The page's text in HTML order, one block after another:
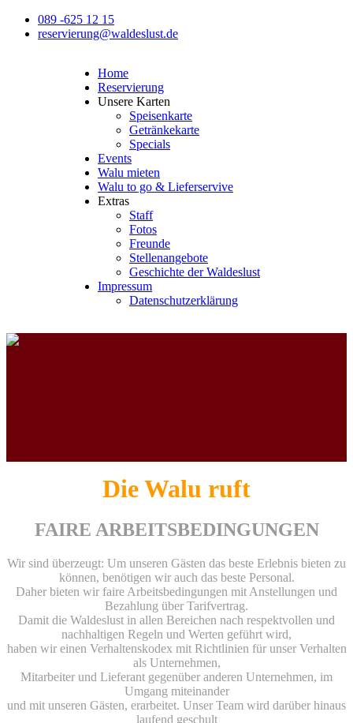
089 -625 12 15
reservierung@waldeslust.de
Home
Reservierung
Unsere Karten
Speisenkarte
Getränkekarte
Specials
Events
Walu mieten
Walu to go & Lieferservive
Extras
Staff
Fotos
Freunde
Stellenangebote
Geschichte der Waldeslust
Impressum
Datenschutzerklärung
Die Walu ruft
FAIRE ARBEITSBEDINGUNGEN
Wir sind überzeugt: Um unseren Gästen das beste Erlebnis bieten zu
können, benötigen wir auch das beste Personal.
Daher bieten wir faire Arbeitsbedingungen mit Anstellungen und
Bezahlung über Tarifvertrag.
Damit die Waldeslust in allen Bereichen nach respektvollen und
nachhaltigen Regeln und Werten geführt wird,
haben wir einen Verhaltenskodex mit Richtlinien für unser Verhalten
als Unternehmen,
Mitarbeiter und Lieferant gegenüber anderen Unternehmen, im
Umgang miteinander
und mit unseren Gästen, erarbeitet. Unser Team wird darüber hinaus
laufend geschult